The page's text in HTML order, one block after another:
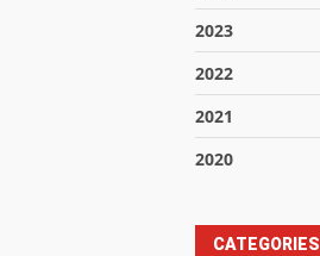
2023
2022
2021
2020
CATEGORIES